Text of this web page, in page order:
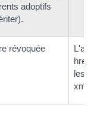
adoptifs
révoquée